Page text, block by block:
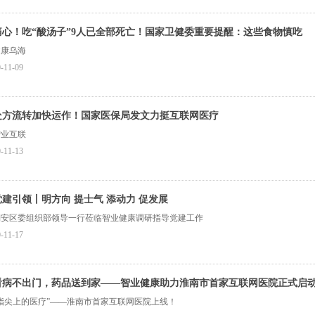
心！吃“酸汤子”9人已全部死亡！国家卫健委重要提醒：这些食物慎吃
乌海
11-09
方流转加快运作！国家医保局发文力挺互联网医疗
互联
11-13
建引领丨明方向 提士气 添动力 促发展
区委组织部领导一行莅临智业健康调研指导党建工作
11-17
病不出门，药品送到家——智业健康助力淮南市首家互联网医院正式启
尖上的医疗”——淮南市首家互联网医院上线！